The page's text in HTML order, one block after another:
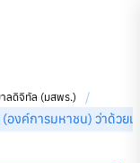
ลดิจิทัล (มสพร.)
/
การมหาชน) ว่าด้วยมา